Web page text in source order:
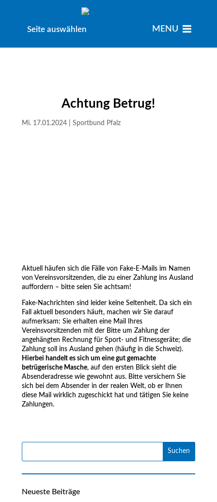
Seite auswählen MENU
Achtung Betrug!
Mi. 17.01.2024| Sportbund Pfalz
Aktuell häufen sich die Fälle von Fake-E-Mails im Namen
von Vereinsvorsitzenden, die zu einer Zahlung ins Ausland
auffordern – bitte seien Sie achtsam!
Fake-Nachrichten sind leider keine Seltenheit. Da sich ein
Fall aktuell besonders häuft, machen wir Sie darauf
aufmerksam: Sie erhalten eine Mail Ihres
Vereinsvorsitzenden mit der Bitte um Zahlung der
angehängten Rechnung für Sport- und Fitnessgeräte; die
Zahlung soll ins Ausland gehen (häufig in die Schweiz).
Hierbei handelt es sich um eine gut gemachte
betrügerische Masche, auf den ersten Blick sieht die
Absenderadresse wie gewohnt aus. Bitte versichern Sie
sich bei dem Absender in der realen Welt, ob er Ihnen
diese Mail wirklich zugeschickt hat und tätigen Sie keine
Zahlungen.
Neueste Beiträge